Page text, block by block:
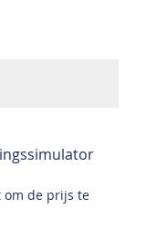
om de prijs te